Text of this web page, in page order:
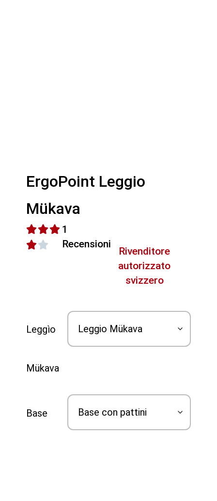
ErgoPoint Leggio
Mükava
1
Recensioni
Rivenditore
autorizzato
svizzero
Leggìo
Mükava
Base